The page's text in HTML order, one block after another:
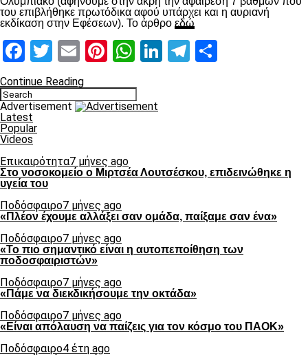
του επιβλήθηκε πρωτόδικα αφού υπάρχει και η αυριανή
εκδίκαση στην Εφέσεων). Το άρθρο εδώ
Facebook
Twitter
EmailPinterest
WhatsApp
LinkedIn
Telegram
Continue Reading
Advertisement
Latest
Popular
Videos
Επικαιρότητα7 μήνες ago
Στο νοσοκομείο ο Μιρτσέα Λουτσέσκου, επιδεινώθηκε η
υγεία του
Ποδόσφαιρο7 μήνες ago
«Πλέον έχουμε αλλάξει σαν ομάδα, παίξαμε σαν ένα»
Ποδόσφαιρο7 μήνες ago
«Το πιο σημαντικό είναι η αυτοπεποίθηση των
ποδοσφαιριστών»
Ποδόσφαιρο7 μήνες ago
«Πάμε να διεκδικήσουμε την οκτάδα»
Ποδόσφαιρο7 μήνες ago
«Είναι απόλαυση να παίζεις για τον κόσμο του ΠΑΟΚ»
Ποδόσφαιρο4 έτη ago